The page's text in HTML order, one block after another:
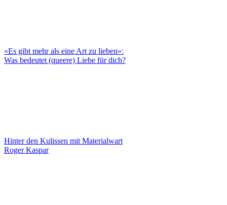
«Es gibt mehr als eine Art zu lieben»:
Was bedeutet (queere) Liebe für dich?
Hinter den Kulissen mit Materialwart
Roger Kaspar